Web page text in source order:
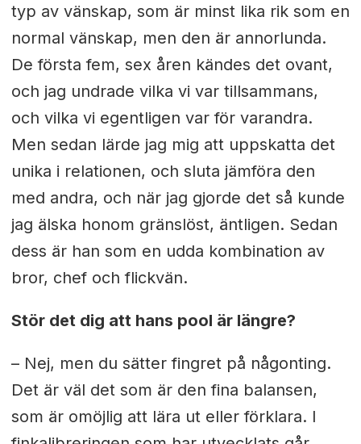
typ av vänskap, som är minst lika rik som en
normal vänskap, men den är annorlunda.
De första fem, sex åren kändes det ovant,
och jag undrade vilka vi var tillsammans,
och vilka vi egentligen var för varandra.
Men sedan lärde jag mig att uppskatta det
unika i relationen, och sluta jämföra den
med andra, och när jag gjorde det så kunde
jag älska honom gränslöst, äntligen. Sedan
dess är han som en udda kombination av
bror, chef och flickvän.
Stör det dig att hans pool är längre?
– Nej, men du sätter fingret på någonting.
Det är väl det som är den fina balansen,
som är omöjlig att lära ut eller förklara. I